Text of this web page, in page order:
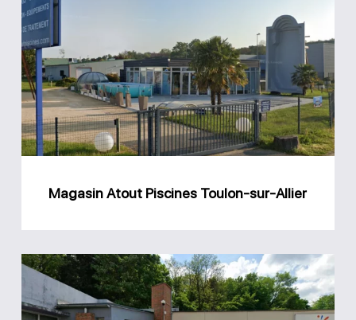
Piscines
Toulon-
sur-
Allier
Magasin Atout Piscines Toulon-sur-Allier
Magasin
Atout